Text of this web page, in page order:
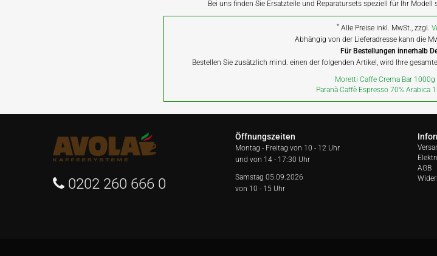
Bei uns finden Sie Ersatzteile und Reparatursets speziell für Ihr
* Alle Preise inkl. MwSt., zzgl.
Abhängig von der Lieferadresse kann die
Für Bestellungen innerhalb
Bestellen Sie zusätzlich mind. einen der folgenden Artikel, wird Ihre
Moretti Caffe Crema Bar
Paranà Caffè Espresso 70% Arabica
0202 260 666 0
Öffnungszeiten
Montag - Freitag von 10 - 12 Uhr
und von 14 - 17:30 Uhr
Samstag 05.09.2026
von 10 - 15 Uhr
AGB